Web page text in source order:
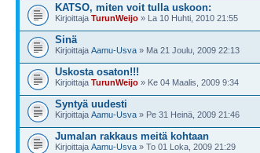
KATSO, miten voit tulla uskoon:
Kirjoittaja TurunWeijo » La 10 Huhti, 2010 21:55
Sinä
Kirjoittaja Aamu-Usva » Ma 21 Joulu, 2009 22:13
Uskosta osaton!!!
Kirjoittaja TurunWeijo » Ke 04 Maalis, 2009 9:34
Syntyä uudesti
Kirjoittaja Aamu-Usva » Pe 31 Heinä, 2009 21:46
Jumalan rakkaus meitä kohtaan
Kirjoittaja Aamu-Usva » To 01 Loka, 2009 21:29